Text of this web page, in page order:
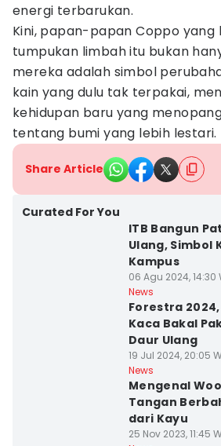
energi terbarukan.
Kini, papan-papan Coppo yang
tumpukan limbah itu bukan
mereka adalah simbol
kain yang dulu tak terpakai,
kehidupan baru yang
tentang bumi yang lebih lestari.
Share Article
Curated For You
ITB Bangun
Ulang, Simbol
Kampus
06 Agu 2024, 14:30
News
Forestra
Kaca Bakal
Daur Ulang
19 Jul 2024, 20:05
News
Mengenal
Tangan
dari Kayu
25 Nov 2023, 11:45